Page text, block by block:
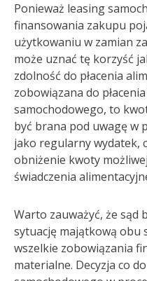
Ponieważ leasing
finansowania zakupu
użytkowaniu w zamian
może uznać tę korzyść
zdolność do płacenia
zobowiązana do
samochodowego, to
być brana pod uwagę w
jako regularny wydatek,
obniżenie kwoty
świadczenia
Warto zauważyć, że sąd
sytuację majątkową obu
wszelkie zobowiązania
materialne. Decyzja co